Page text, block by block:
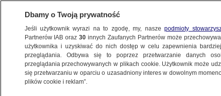
WARSZAWA
ŚRÓDMIEŚCIE
Dbamy o Twoją prywatność
Jeśli użytkownik wyrazi na to zgodę, my, naszepodmioty
Partnerów IAB oraz30 innych Zaufanych Partnerów może
użytkownika i uzyskiwać do nich dostęp w celu zapewnienia
przeglądania. Odbywa się to poprzez przetwarzanie danych
przeglądania przechowywanych w plikach cookie. Użytkownik może
się przetwarzaniu w oparciu o uzasadniony interes w dowolnym
plików cookie i reklam”.